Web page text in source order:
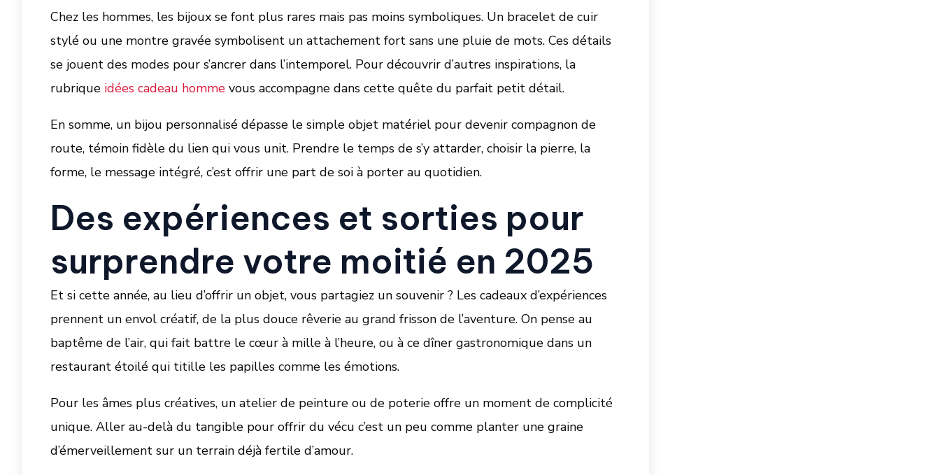
Chez les hommes, les bijoux se font plus rares mais pas moins symboliques. Un bracelet de cuir
stylé ou une montre gravée symbolisent un attachement fort sans une pluie de mots. Ces détails
se jouent des modes pour s’ancrer dans l’intemporel. Pour découvrir d’autres inspirations, la
rubrique idées cadeau homme vous accompagne dans cette quête du parfait petit détail.
En somme, un bijou personnalisé dépasse le simple objet matériel pour devenir compagnon de
route, témoin fidèle du lien qui vous unit. Prendre le temps de s’y attarder, choisir la pierre, la
forme, le message intégré, c’est offrir une part de soi à porter au quotidien.
Des expériences et sorties pour
surprendre votre moitié en 2025
Et si cette année, au lieu d’offrir un objet, vous partagiez un souvenir ? Les cadeaux d’expériences
prennent un envol créatif, de la plus douce rêverie au grand frisson de l’aventure. On pense au
baptême de l’air, qui fait battre le cœur à mille à l’heure, ou à ce dîner gastronomique dans un
restaurant étoilé qui titille les papilles comme les émotions.
Pour les âmes plus créatives, un atelier de peinture ou de poterie offre un moment de complicité
unique. Aller au-delà du tangible pour offrir du vécu c’est un peu comme planter une graine
d’émerveillement sur un terrain déjà fertile d’amour.